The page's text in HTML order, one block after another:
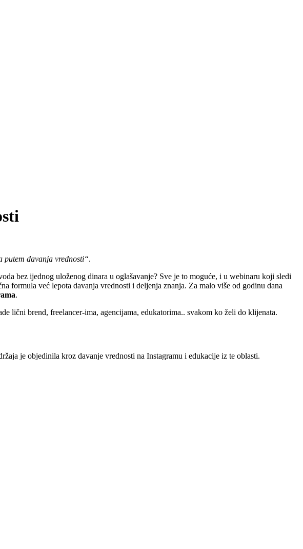
putem davanja vrednosti“.
bez ijednog uloženog dinara u oglašavanje? Sve je to moguće, i u webinaru koji sledi
formula već lepota davanja vrednosti i deljenja znanja. Za malo više od godinu dana
.
lični brend, freelancer-ima, agencijama, edukatorima.. svakom ko želi do klijenata.
je objedinila kroz davanje vrednosti na Instagramu i edukacije iz te oblasti.